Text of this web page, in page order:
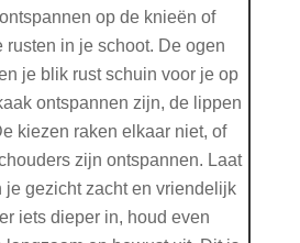
op de knieën of
rusten in je schoot. De ogen
je blik rust schuin voor je op
ontspannen zijn, de lippen
kiezen raken elkaar niet, of
zijn ontspannen. Laat
je gezicht zacht en vriendelijk
iets dieper in, houd even